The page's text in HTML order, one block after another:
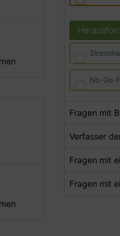
No-Go-
Fragen mit
Verfasser
Fragen mit
Fragen mit